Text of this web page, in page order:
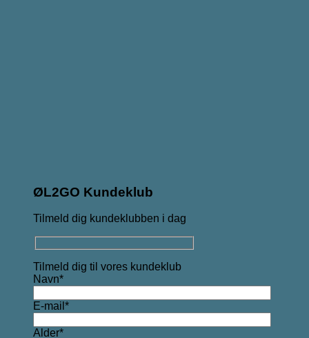
ØL2GO Kundeklub
Tilmeld dig kundeklubben i dag
Tilmeld dig til vores kundeklub
Navn*
E-mail*
Alder*